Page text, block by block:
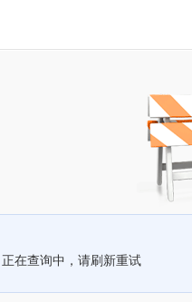
正在查询中，请刷新重试